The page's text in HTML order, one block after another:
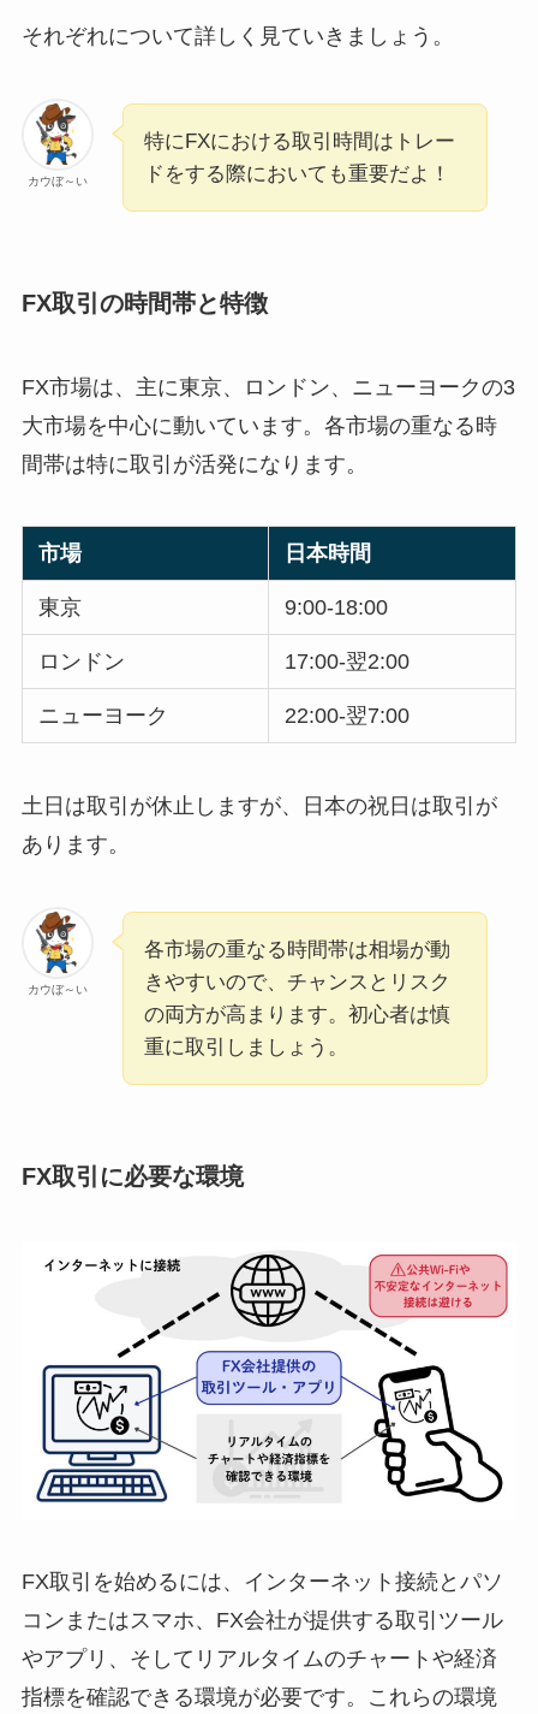
それぞれについて詳しく見ていきましょう。
カウぼ～い
特にFXにおける取引時間はトレー
ドをする際においても重要だよ！
FX取引の時間帯と特徴
FX市場は、主に東京、ロンドン、ニューヨークの3
大市場を中心に動いています。各市場の重なる時
間帯は特に取引が活発になります。
市場 日本時間
東京 9:00-18:00
ロンドン 17:00-翌2:00
ニューヨーク 22:00-翌7:00
土日は取引が休止しますが、日本の祝日は取引が
あります。
カウぼ～い
各市場の重なる時間帯は相場が動
きやすいので、チャンスとリスク
の両方が高まります。初心者は慎
重に取引しましょう。
FX取引に必要な環境
FX取引を始めるには、インターネット接続とパソ
コンまたはスマホ、FX会社が提供する取引ツール
やアプリ、そしてリアルタイムのチャートや経済
指標を確認できる環境が必要です。これらの環境